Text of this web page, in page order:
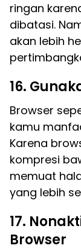
ringan
dibatasi.
akan lebih
16.
Browser
kamu
Karena
kompresi
memuat
yang lebih
17.
Browser